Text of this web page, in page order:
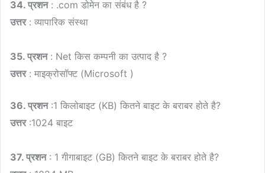
34. प्रशन: .com डोमेन का संबंध है ?
उत्तर: व्यापारिक संस्था
35. प्रशन: Net किस कम्पनी का उत्पाद है ?
उत्तर: माइक्रोसॉफ्ट (Microsoft )
36. प्रशन:1 किलोबाइट (KB) कितने बाइट के बराबर होते है?
उत्तर:1024 बाइट
37. प्रशन: 1 गीगाबाइट (GB) कितने बाइट के बराबर होते है?